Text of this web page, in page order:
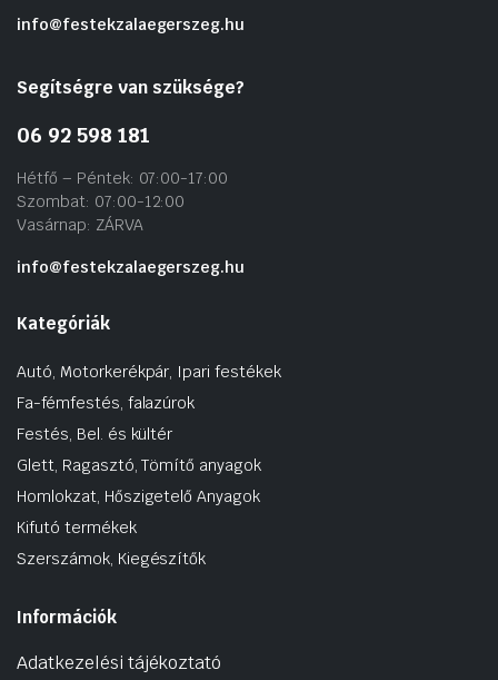
info@festekzalaegerszeg.hu
Segítségre van szüksége?
06 92 598 181
Hétfő – Péntek: 07:00-17:00
Szombat: 07:00-12:00
Vasárnap: ZÁRVA
info@festekzalaegerszeg.hu
Kategóriák
Autó, Motorkerékpár, Ipari festékek
Fa-fémfestés, falazúrok
Festés, Bel. és kültér
Glett, Ragasztó, Tömítő anyagok
Homlokzat, Hőszigetelő Anyagok
Kifutó termékek
Szerszámok, Kiegészítők
Információk
Adatkezelési tájékoztató